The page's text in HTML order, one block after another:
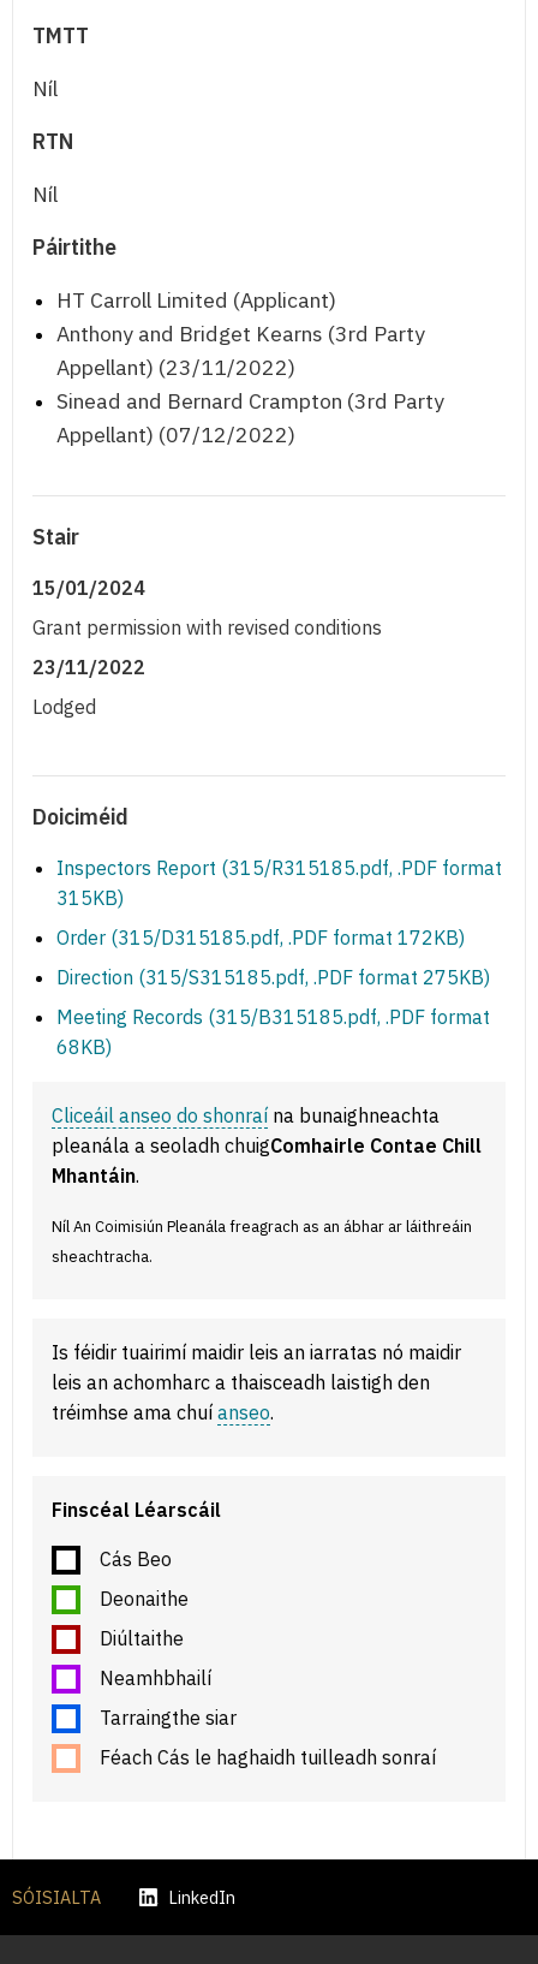
TMTT
Níl
RTN
Níl
Páirtithe
HT Carroll Limited (Applicant)
Anthony and Bridget Kearns (3rd Party
Appellant) (23/11/2022)
Sinead and Bernard Crampton (3rd Party
Appellant) (07/12/2022)
Stair
15/01/2024
Grant permission with revised conditions
23/11/2022
Lodged
Doiciméid
Inspectors Report (315/R315185.pdf, .PDF format
315KB)
Order (315/D315185.pdf, .PDF format 172KB)
Direction (315/S315185.pdf, .PDF format 275KB)
Meeting Records (315/B315185.pdf, .PDF format
68KB)
Cliceáil anseo do shonraí na bunaighneachta
pleanála a seoladh chuigComhairle Contae Chill
Mhantáin.
Níl An Coimisiún Pleanála freagrach as an ábhar ar láithreáin
sheachtracha.
Is féidir tuairimí maidir leis an iarratas nó maidir
leis an achomharc a thaisceadh laistigh den
tréimhse ama chuí anseo.
Finscéal Léarscáil
Cás Beo
Deonaithe
Diúltaithe
Neamhbhailí
Tarraingthe siar
Féach Cás le haghaidh tuilleadh sonraí
SÓISIALTA LinkedIn